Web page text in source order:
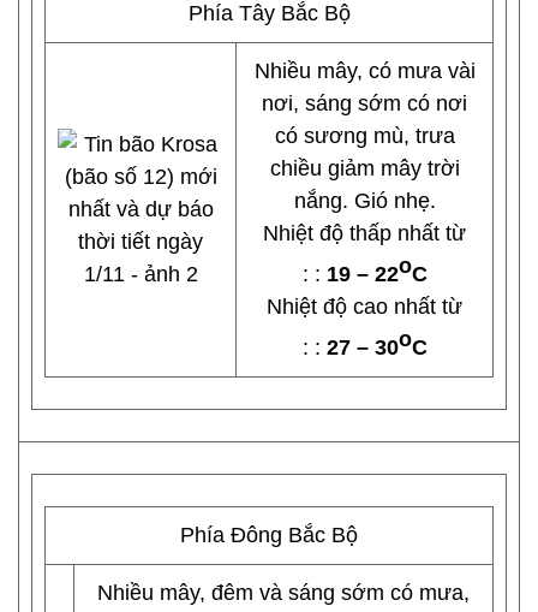
Phía Tây Bắc Bộ
Nhiều mây, có mưa vài
nơi, sáng sớm có nơi
có sương mù, trưa
chiều giảm mây trời
nắng. Gió nhẹ.
Nhiệt độ thấp nhất từ
: : 19 – 22oC
Nhiệt độ cao nhất từ
: : 27 – 30oC
Phía Đông Bắc Bộ
Nhiều mây, đêm và sáng sớm có mưa,